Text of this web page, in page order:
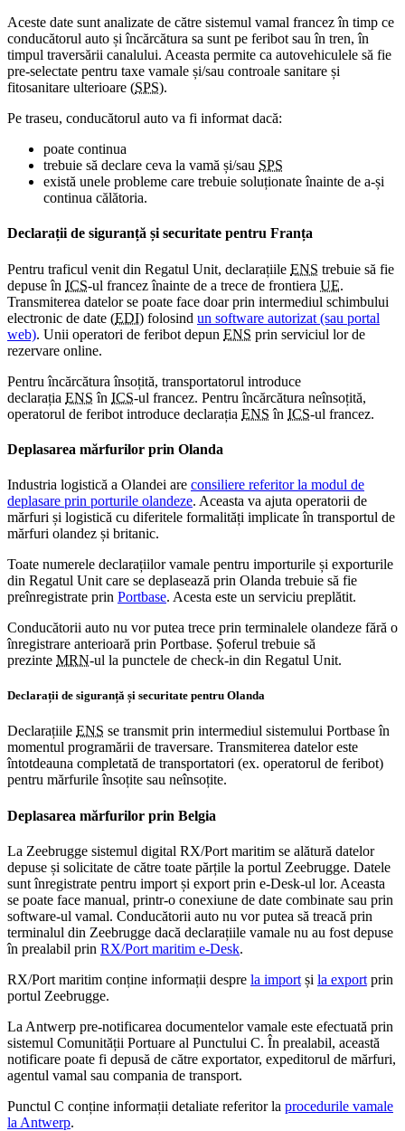
Aceste date sunt analizate de către sistemul vamal francez în timp ce
conducătorul auto și încărcătura sa sunt pe feribot sau în tren, în
timpul traversării canalului. Aceasta permite ca autovehiculele să fie
pre-selectate pentru taxe vamale și/sau controale sanitare și
fitosanitare ulterioare (SPS).
Pe traseu, conducătorul auto va fi informat dacă:
poate continua
trebuie să declare ceva la vamă și/sau SPS
există unele probleme care trebuie soluționate înainte de a-și
continua călătoria.
Declarații de siguranță și securitate pentru Franța
Pentru traficul venit din Regatul Unit, declarațiile ENS trebuie să fie
depuse în ICS-ul francez înainte de a trece de frontiera UE.
Transmiterea datelor se poate face doar prin intermediul schimbului
electronic de date (EDI) folosind un software autorizat (sau portal
web). Unii operatori de feribot depun ENS prin serviciul lor de
rezervare online.
Pentru încărcătura însoțită, transportatorul introduce
declarația ENS în ICS-ul francez. Pentru încărcătura neînsoțită,
operatorul de feribot introduce declarația ENS în ICS-ul francez.
Deplasarea mărfurilor prin Olanda
Industria logistică a Olandei are consiliere referitor la modul de
deplasare prin porturile olandeze. Aceasta va ajuta operatorii de
mărfuri și logistică cu diferitele formalități implicate în transportul de
mărfuri olandez și britanic.
Toate numerele declarațiilor vamale pentru importurile și exporturile
din Regatul Unit care se deplasează prin Olanda trebuie să fie
preînregistrate prin Portbase. Acesta este un serviciu preplătit.
Conducătorii auto nu vor putea trece prin terminalele olandeze fără o
înregistrare anterioară prin Portbase. Șoferul trebuie să
prezinte MRN-ul la punctele de check-in din Regatul Unit.
Declarații de siguranță și securitate pentru Olanda
Declarațiile ENS se transmit prin intermediul sistemului Portbase în
momentul programării de traversare. Transmiterea datelor este
întotdeauna completată de transportatori (ex. operatorul de feribot)
pentru mărfurile însoțite sau neînsoțite.
Deplasarea mărfurilor prin Belgia
La Zeebrugge sistemul digital RX/Port maritim se alătură datelor
depuse și solicitate de către toate părțile la portul Zeebrugge. Datele
sunt înregistrate pentru import și export prin e-Desk-ul lor. Aceasta
se poate face manual, printr-o conexiune de date combinate sau prin
software-ul vamal. Conducătorii auto nu vor putea să treacă prin
terminalul din Zeebrugge dacă declarațiile vamale nu au fost depuse
în prealabil prin RX/Port maritim e-Desk.
RX/Port maritim conține informații despre la import și la export prin
portul Zeebrugge.
La Antwerp pre-notificarea documentelor vamale este efectuată prin
sistemul Comunității Portuare al Punctului C. În prealabil, această
notificare poate fi depusă de către exportator, expeditorul de mărfuri,
agentul vamal sau compania de transport.
Punctul C conține informații detaliate referitor la procedurile vamale
la Antwerp.